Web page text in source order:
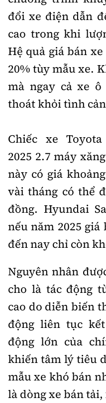
đổi xe điện dẫn
cao trong khi
Hệ quả giá bán
20% tùy mẫu xe.
mà ngay cả xe
thoát khỏi tình
Chiếc xe
2025 2.7 máy
này có giá
vài tháng có thể
đồng. Hyundai
nếu năm 2025
đến nay chỉ còn
Nguyên nhân
cho là tác động
cao do diễn biến
động liên tục
động lớn của
khiến tâm lý tiêu
mẫu xe khó bán
là dòng xe bán tải,